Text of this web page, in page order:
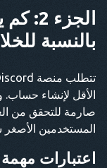
بالنسبة
الأقل لإنشاء حساب.
صارمة للتحقق من
المستخدمين
اعتبارات